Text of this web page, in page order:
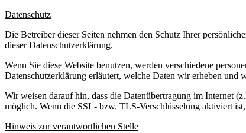
Datenschutz
Die Betreiber dieser Seiten nehmen den Schutz Ihrer
dieser Datenschutzerklärung.
Wenn Sie diese Website benutzen, werden verschiedene
Datenschutzerklärung erläutert, welche Daten wir erheben
Wir weisen darauf hin, dass die Datenübertragung im Internet
möglich. Wenn die SSL- bzw. TLS-Verschlüsselung aktiviert
Hinweis zur verantwortlichen Stelle